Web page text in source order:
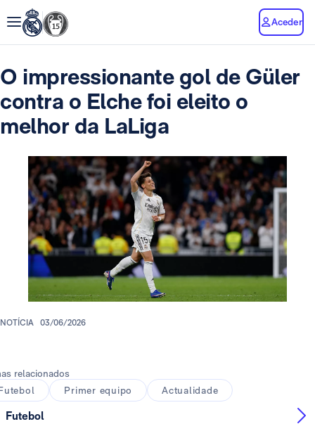
Aceder
O impressionante gol de Güler
contra o Elche foi eleito o
melhor da LaLiga
NOTÍCIA 03/06/2026
relacionados
Primer equipo Actualidade
Futebol